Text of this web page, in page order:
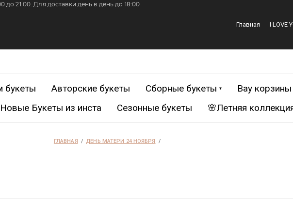
Главная I LOVE
21.00. Для доставки день в день до 18:00
букеты Авторские букеты Сборные букеты
Размер L от 9000-15000
Вау корзины
Новые Букеты из инста Сезонные букеты 🌸Летняя
ГЛАВНАЯ
  /
ДЕНЬ МАТЕРИ 24 НОЯБРЯ
  /